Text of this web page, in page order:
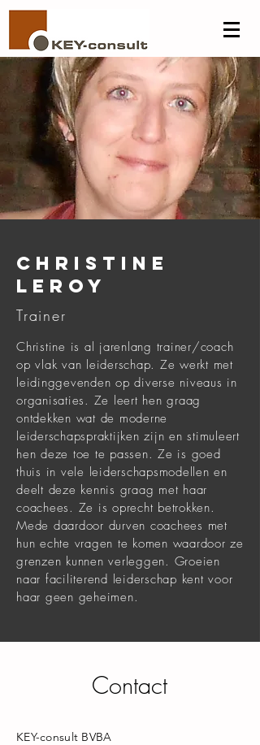
christine
leroy
Trainer
Christine is al jarenlang trainer/coach
op vlak van leiderschap. Ze werkt met
leidinggevenden op diverse niveaus in
organisaties. Ze leert hen graag
ontdekken wat de moderne
leiderschapspraktijken zijn en stimuleert
hen deze toe te passen. Ze is goed
thuis in vele leiderschapsmodellen en
deelt deze kennis graag met haar
coachees. Ze is oprecht betrokken.
Mede daardoor durven coachees met
hun echte vragen te komen waardoor ze
grenzen kunnen verleggen. Groeien
naar faciliterend leiderschap kent voor
haar geen geheimen.
Contact
KEY-consult BVBA